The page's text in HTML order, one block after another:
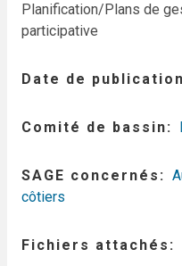
Planification/Plans de
participative
Date de publication
Comité de bassin
SAGE concernés
côtiers
Fichiers attachés